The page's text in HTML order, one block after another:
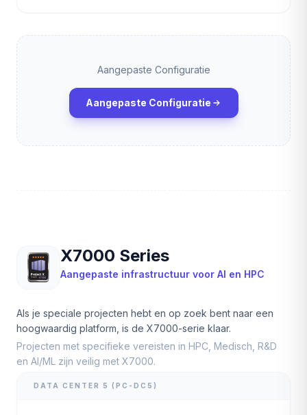
Aangepaste Configuratie
Aangepaste Configuratie
X7000 Series
Aangepaste infrastructuur voor AI en HPC
Als je speciale projecten hebt en op zoek bent naar een
hoogwaardig platform, is de X7000-serie klaar.
Projecten met specifieke vereisten in HPC, Medisch, R&D
en AI/ML zijn veilig met X7000.
DATA CENTER 5 (PC-DC5)